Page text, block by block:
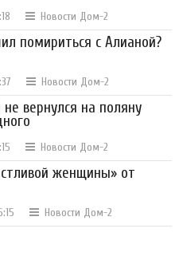
Новости Дом-2
помириться с Алианой?
Новости Дом-2
вернулся на поляну
Новости Дом-2
женщины» от
Новости Дом-2